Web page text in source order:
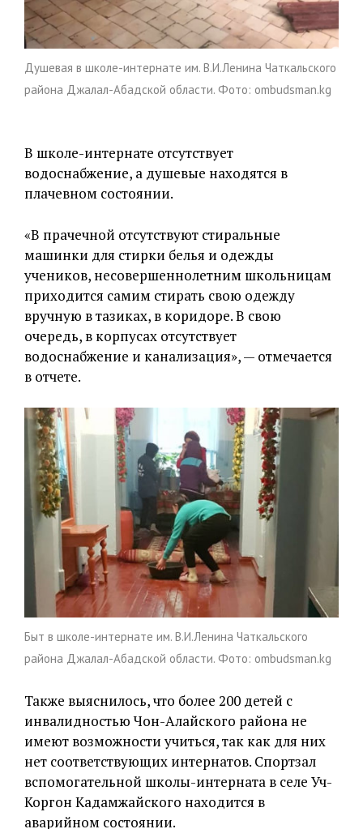
Душевая в школе-интернате им. В.И.Ленина Чаткальского
района Джалал-Абадской области. Фото: ombudsman.kg
В школе-интернате отсутствует
водоснабжение, а душевые находятся в
плачевном состоянии.
«В прачечной отсутствуют стиральные
машинки для стирки белья и одежды
учеников, несовершеннолетним школьницам
приходится самим стирать свою одежду
вручную в тазиках, в коридоре. В свою
очередь, в корпусах отсутствует
водоснабжение и канализация», — отмечается
в отчете.
Быт в школе-интернате им. В.И.Ленина Чаткальского
района Джалал-Абадской области. Фото: ombudsman.kg
Также выяснилось, что более 200 детей с
инвалидностью Чон-Алайского района не
имеют возможности учиться, так как для них
нет соответствующих интернатов. Спортзал
вспомогательной школы-интерната в селе Уч-
Коргон Кадамжайского находится в
аварийном состоянии.